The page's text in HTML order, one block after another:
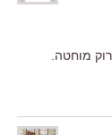
מוחטה.